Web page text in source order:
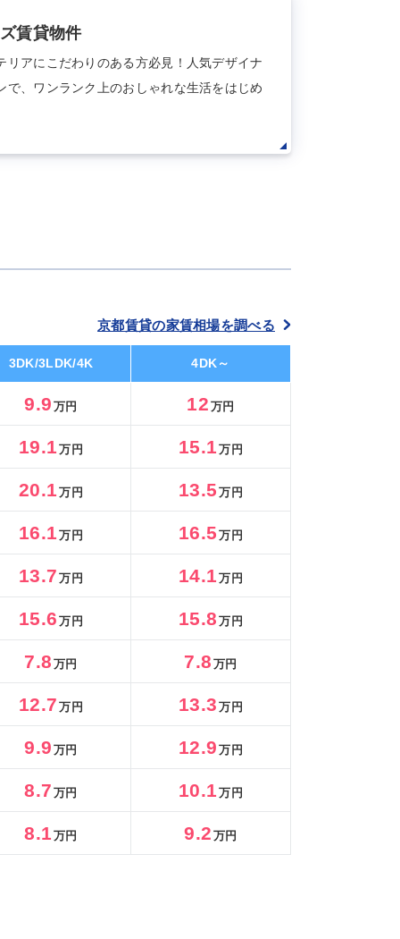
賃貸物件
リアにこだわりのある方必見！人気デザイナ
で、ワンランク上のおしゃれな生活をはじめ
京都賃貸の家賃相場を調べる
3DK/3LDK/4K 4DK～
9.9 万円 12 万円
19.1 万円 15.1 万円
20.1 万円 13.5 万円
16.1 万円 16.5 万円
13.7 万円 14.1 万円
15.6 万円 15.8 万円
7.8 万円 7.8 万円
12.7 万円 13.3 万円
9.9 万円 12.9 万円
8.7 万円 10.1 万円
8.1 万円 9.2 万円